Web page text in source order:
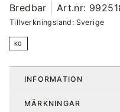
Bredbar Art.nr:
Tillverkningsland: Sverige
KG
INFORMATION
MÄRKNINGAR